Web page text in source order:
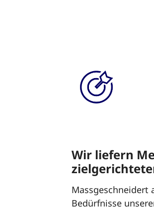
Wir liefern
Massgeschneidert
Bedürfnisse